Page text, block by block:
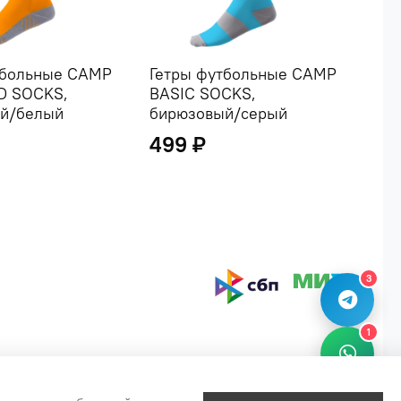
CAMP
SOCKS,
белый
Гетры футбольные CAMP
BASIC SOCKS,
бирюзовый/серый
499 ₽
3
1